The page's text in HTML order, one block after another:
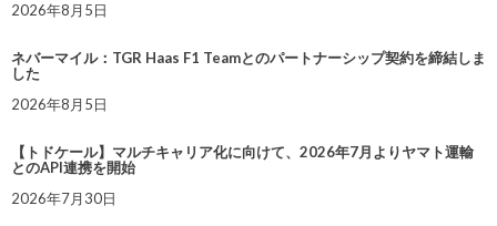
2026年8月5日
ネバーマイル：TGR Haas F1 Teamとのパートナーシップ契約を締結しま
した
2026年8月5日
【トドケール】マルチキャリア化に向けて、2026年7月よりヤマト運輸
とのAPI連携を開始
2026年7月30日